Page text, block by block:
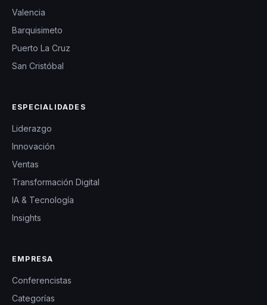
Valencia
Barquisimeto
Puerto La Cruz
San Cristóbal
ESPECIALIDADES
Liderazgo
Innovación
Ventas
Transformación Digital
IA & Tecnología
Insights
EMPRESA
Conferencistas
Categorías